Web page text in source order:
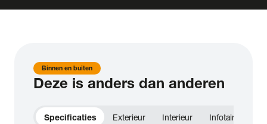
Binnen en buiten
Deze is anders dan anderen
Specificaties Exterieur Interieur Infotainment